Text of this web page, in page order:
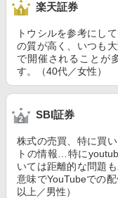
楽天証券
トウシルを参考にし
の質が高く、いつも
で開催されることが
す。（40代／女性）
SBI証券
株式の売買、特に買
トの情報…特に
いては距離的な問題
意味でYouTubeでの
以上／男性）